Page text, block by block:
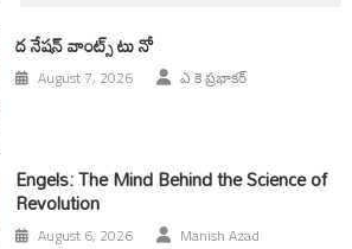
ద నేషన్ వాంట్స్ టు నో
August 7, 2026 ఎ కె ప్రభాకర్
Engels: The Mind Behind the Science of
Revolution
August 6, 2026 Manish Azad